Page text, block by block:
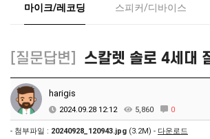
마이크/레코딩 스피커/디바이스
[질문답변] 스칼렛 솔로 4세대
harigis
2024.09.28 12:12 5,860 0
- 첨부파일 : 20240928_120943.jpg (3.2M) - 다운로드